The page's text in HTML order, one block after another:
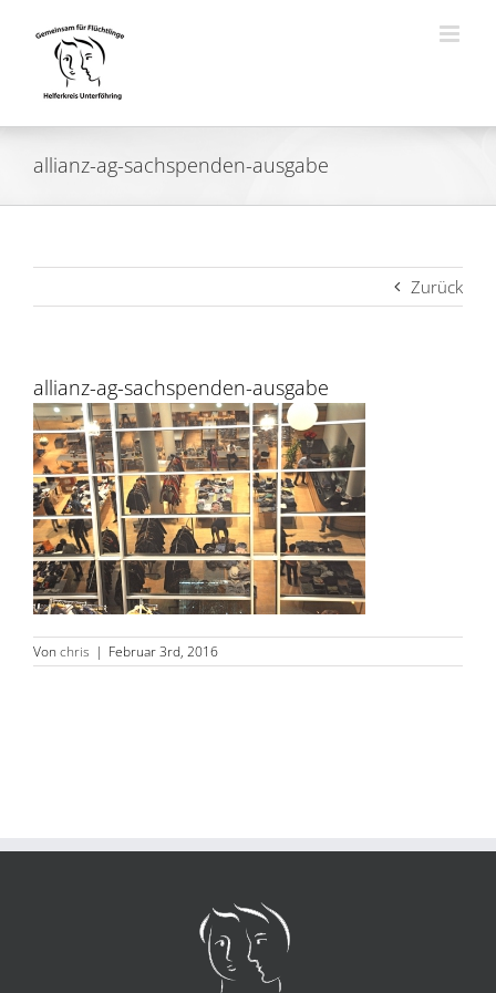
springen
allianz-ag-sachspenden-ausgabe
Zurück
allianz-ag-sachspenden-ausgabe
Von chris | Februar 3rd, 2016